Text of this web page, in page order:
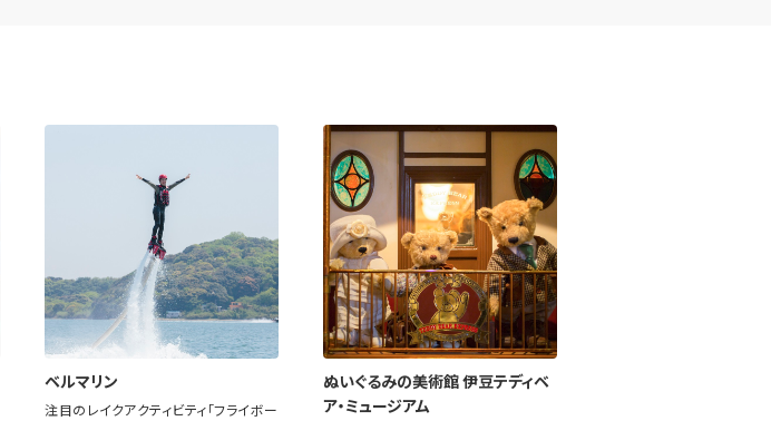
ベルマリン
注目のレイクアクティビティ「フライボー
ぬいぐるみの美術館 伊豆テディベ
ア・ミュージアム